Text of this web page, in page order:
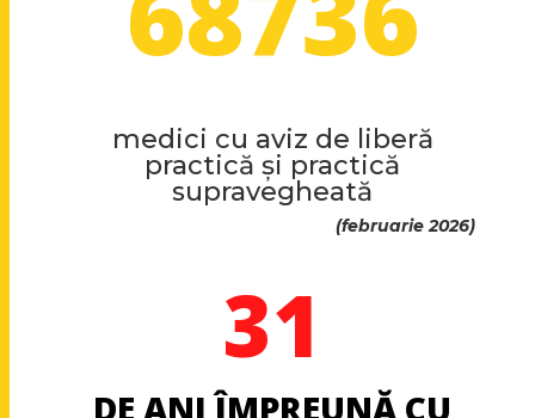
medici cu aviz de liberă
practică și practică
supravegheată
(februarie 2026)
31